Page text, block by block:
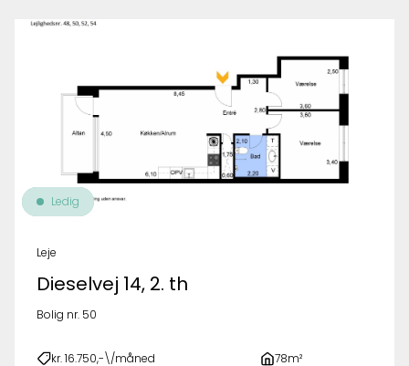
Ledig
Leje
Dieselvej 14, 2. th
Bolig nr. 50
kr. 16.750,-\/måned 78m²